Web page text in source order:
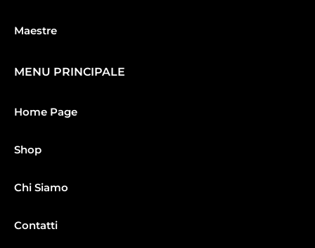
Maestre
MENU PRINCIPALE
Home Page
Shop
Chi Siamo
Contatti